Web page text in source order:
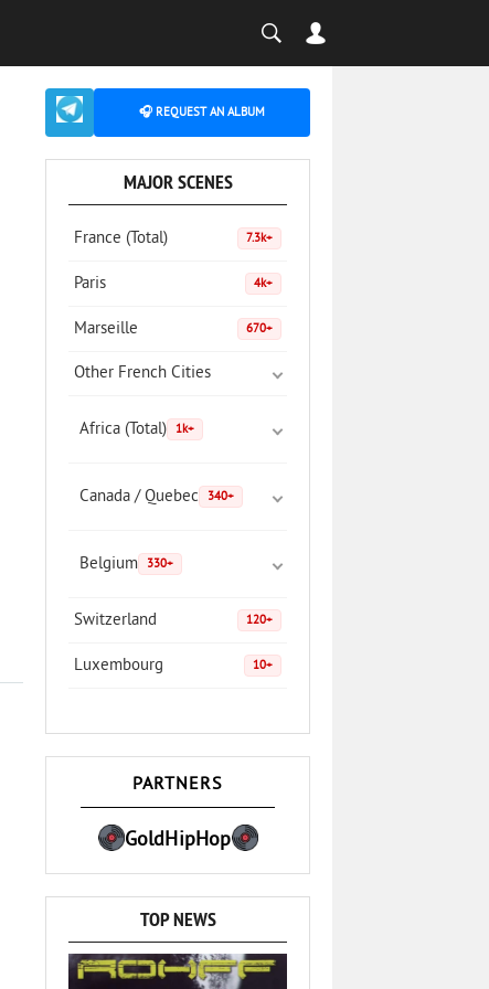
🎧 REQUEST AN ALBUM
MAJOR SCENES
France (Total) 7.3k+
Paris 4k+
Marseille 670+
Other French Cities
Africa (Total) 1k+
Canada / Quebec 340+
Belgium 330+
Switzerland 120+
Luxembourg 10+
PARTNERS
GoldHipHop
TOP NEWS